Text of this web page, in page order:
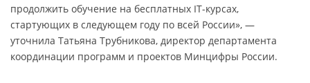
продолжить обучение на бесплатных IT-курсах,
стартующих в следующем году по всей России», —
уточнила Татьяна Трубникова, директор департамента
координации программ и проектов Минцифры России.